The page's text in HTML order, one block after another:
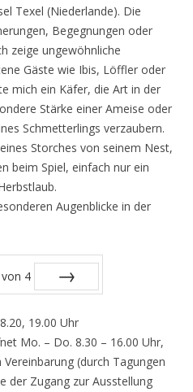
Texel (Niederlande). Die
Begegnungen oder
zeige ungewöhnliche
Gäste wie Ibis, Löffler oder
mich ein Käfer, die Art in der
Stärke einer Ameise oder
Schmetterlings verzaubern.
Storches von seinem Nest,
beim Spiel, einfach nur ein
Augenblicke in der
von 4
19.00 Uhr
Mo. – Do. 8.30 – 16.00 Uhr,
(durch Tagungen
der Zugang zur Ausstellung